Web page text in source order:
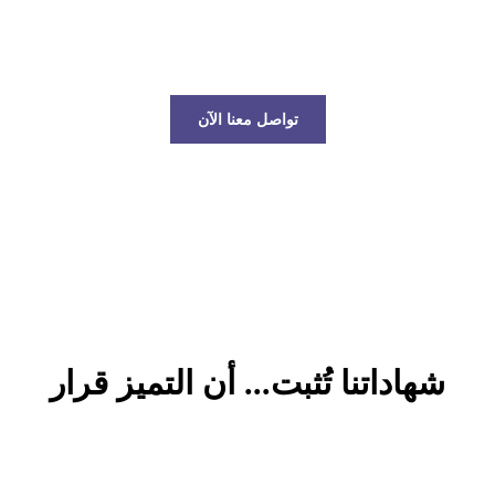
تواصل معنا الآن
شهاداتنا تُثبت... أن التميز قرار